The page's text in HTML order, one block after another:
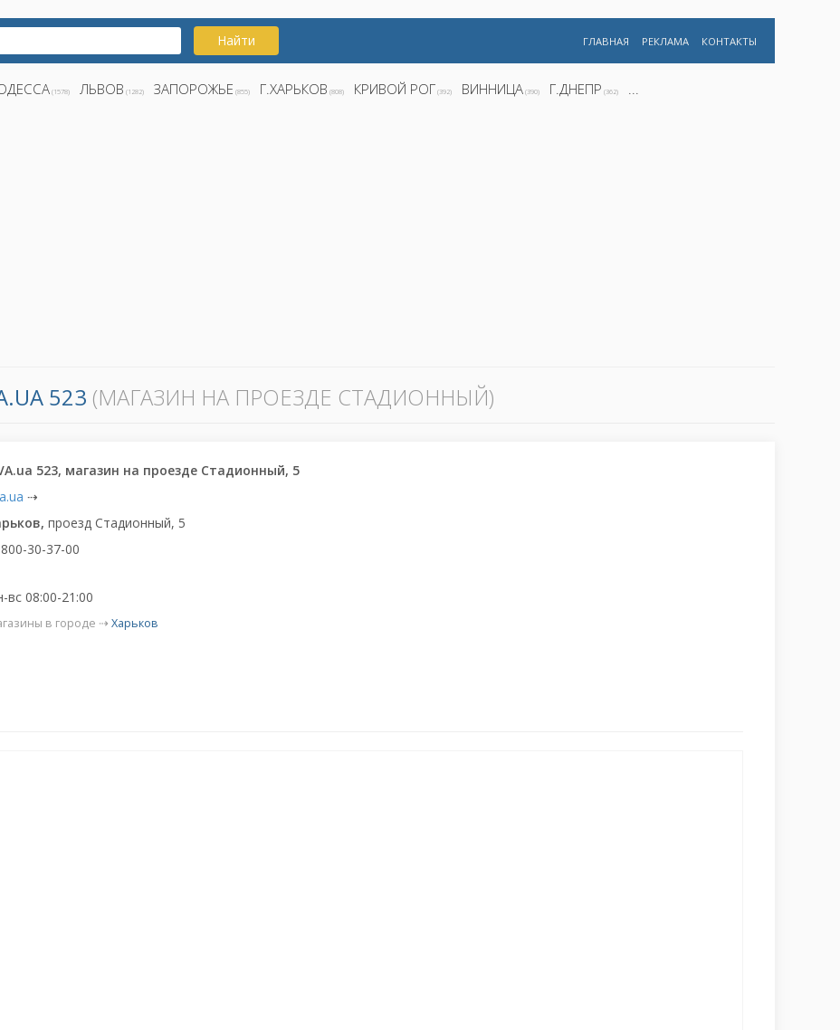
Найти ГЛАВНАЯ РЕКЛАМА КОНТАКТЫ
(1578) ЛЬВОВ (1282) ЗАПОРОЖЬЕ (855) Г.ХАРЬКОВ (808) КРИВОЙ РОГ (392) ВИННИЦА (390) Г.ДНЕПР (362) ...
523 (МАГАЗИН НА ПРОЕЗДЕ СТАДИОННЫЙ)
523, магазин на проезде Стадионный, 5
⇢
проезд Стадионный, 5
30-37-00
вс 08:00-21:00
в городе ⇢Харьков